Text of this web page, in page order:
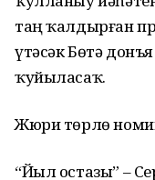
таң ҡалдырған
үтәсәк Бөтә
ҡуйыласаҡ.
Жюри төрлө
“Йыл остазы” –